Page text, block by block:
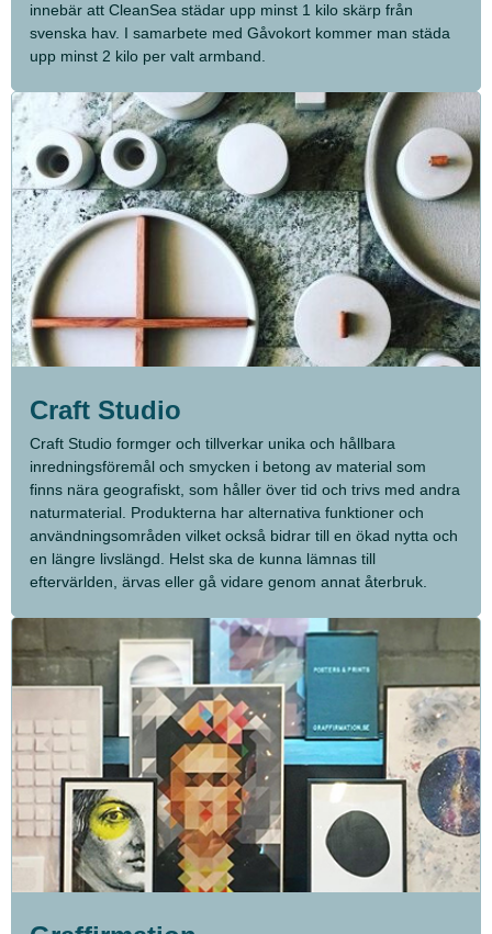
innebär att CleanSea städar upp minst 1 kilo skärp från
svenska hav. I samarbete med Gåvokort kommer man städa
upp minst 2 kilo per valt armband.
Craft Studio
Craft Studio formger och tillverkar unika och hållbara
inredningsföremål och smycken i betong av material som
finns nära geografiskt, som håller över tid och trivs med andra
naturmaterial. Produkterna har alternativa funktioner och
användningsområden vilket också bidrar till en ökad nytta och
en längre livslängd. Helst ska de kunna lämnas till
eftervärlden, ärvas eller gå vidare genom annat återbruk.